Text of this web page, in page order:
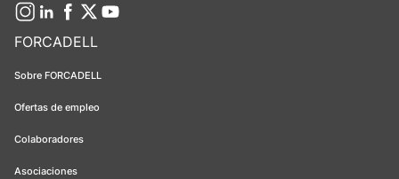
FORCADELL
Sobre FORCADELL
Ofertas de empleo
Colaboradores
Asociaciones